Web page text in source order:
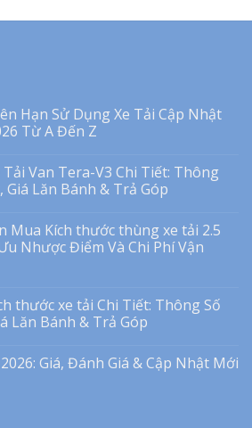
Hạn Sử Dụng Xe Tải Cập Nhật
Từ A Đến Z
Van Tera-V3 Chi Tiết: Thông
Giá Lăn Bánh & Trả Góp
Mua Kích thước thùng xe tải 2.5
Nhược Điểm Và Chi Phí Vận
thước xe tải Chi Tiết: Thông Số
Lăn Bánh & Trả Góp
Giá, Đánh Giá & Cập Nhật Mới